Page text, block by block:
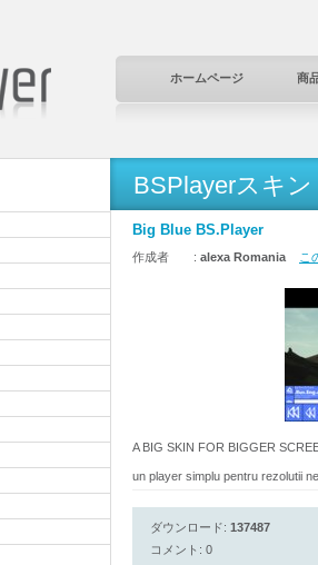
ホームページ 商
BSPlayerスキン
Big Blue BS.Player
作成者 : alexa Romania こ
A BIG SKIN FOR BIGGER
un player simplu pentru rezolutii
ダウンロード: 137487
コメント: 0